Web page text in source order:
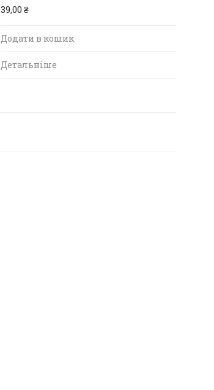
39,00 ₴
Додати в кошик
Детальніше